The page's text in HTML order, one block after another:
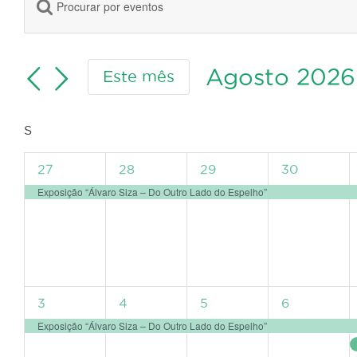
Navegação
de
e
de
chave.
Procure
Eventos
com
palavra-
chave.
Este mês
Agosto 2026
data.
Calendário
de
Eventos
S
FEIRA
1
evento,
27
Exposição “Álvaro Siza – Do Outro Lado do Espelho”
1
evento,
28
1
evento,
29
1
evento,
30
1
evento,
3
Exposição “Álvaro Siza – Do Outro Lado do Espelho”
1
evento,
4
1
evento,
5
1
evento,
6